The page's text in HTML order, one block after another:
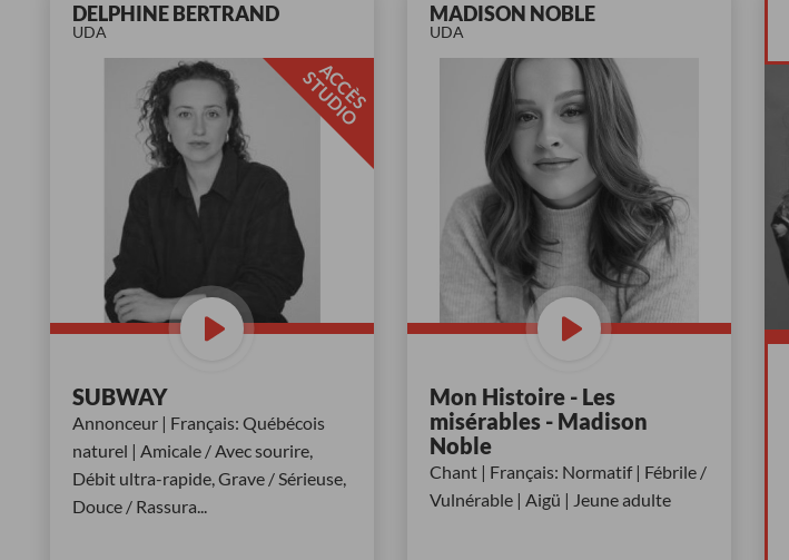
DELPHINE BERTRAND
UDA
A
C
C
È
S
S
T
U
D
I
O
SUBWAY
Annonceur | Français: Québécois
naturel | Amicale / Avec sourire,
Débit ultra-rapide, Grave / Sérieuse,
Douce / Rassura...
MADISON NOBLE
UDA
Mon Histoire - Les
misérables - Madison
Noble
Chant | Français: Normatif | Fébrile /
Vulnérable | Aigü | Jeune adulte